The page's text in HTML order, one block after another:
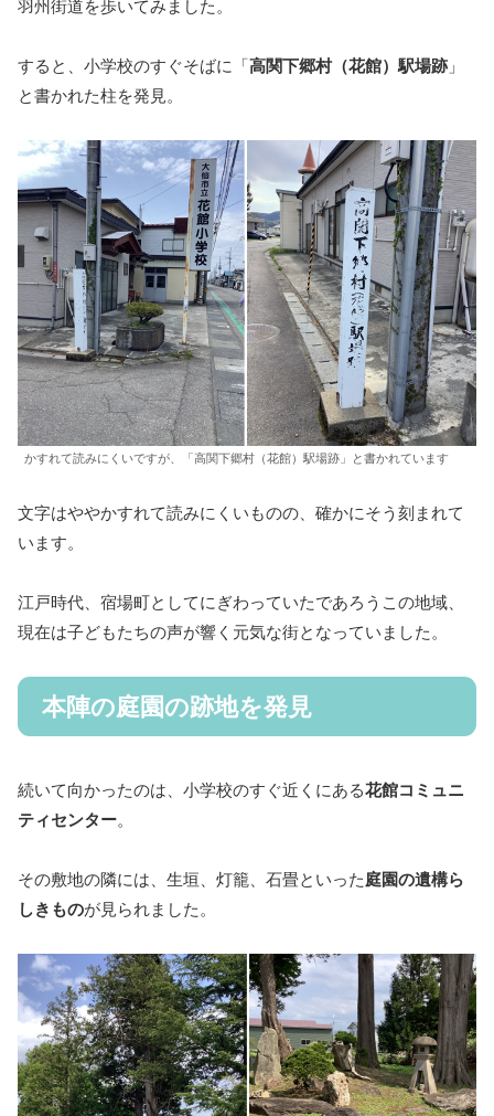
羽州街道を歩いてみました。
すると、小学校のすぐそばに「高関下郷村（花館）駅場跡 」
と書かれた柱を発見。
かすれて読みにくいですが、「高関下郷村（花館）駅場跡」と書かれています
文字はややかすれて読みにくいものの、確かにそう刻まれて
います。
江戸時代、宿場町としてにぎわっていたであろうこの地域、
現在は子どもたちの声が響く元気な街となっていました。
本陣の庭園の跡地を発見
続いて向かったのは、小学校のすぐ近くにある花館コミュニ
ティセンター。
その敷地の隣には、生垣、灯籠、石畳といった庭園の遺構ら
しきものが見られました。